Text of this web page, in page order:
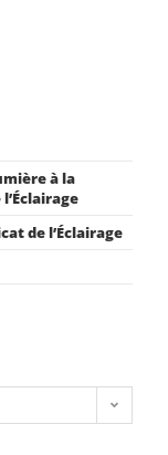
à la
de l’Éclairage